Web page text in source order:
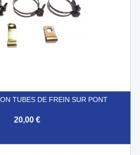
TUBES DE FREIN SUR PONT
20,00 €